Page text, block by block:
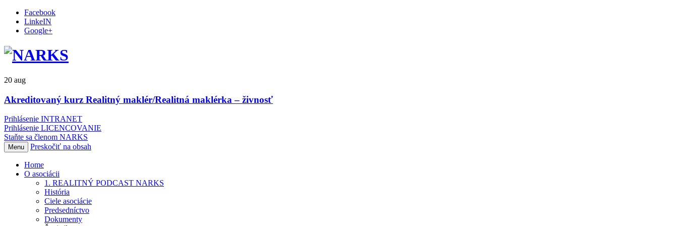
Facebook
LinkeIN
Google+
20 aug
Akreditovaný kurz Realitný maklér/Realitná maklérka – živnosť
Prihlásenie INTRANET
Prihlásenie LICENCOVANIE
Staňte sa členom NARKS
Menu Preskočiť na obsah
Home
O asociácii
1. REALITNÝ PODCAST NARKS
História
Ciele asociácie
Predsedníctvo
Dokumenty